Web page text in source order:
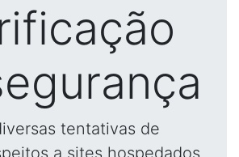
tentativas de
a sites hospedados